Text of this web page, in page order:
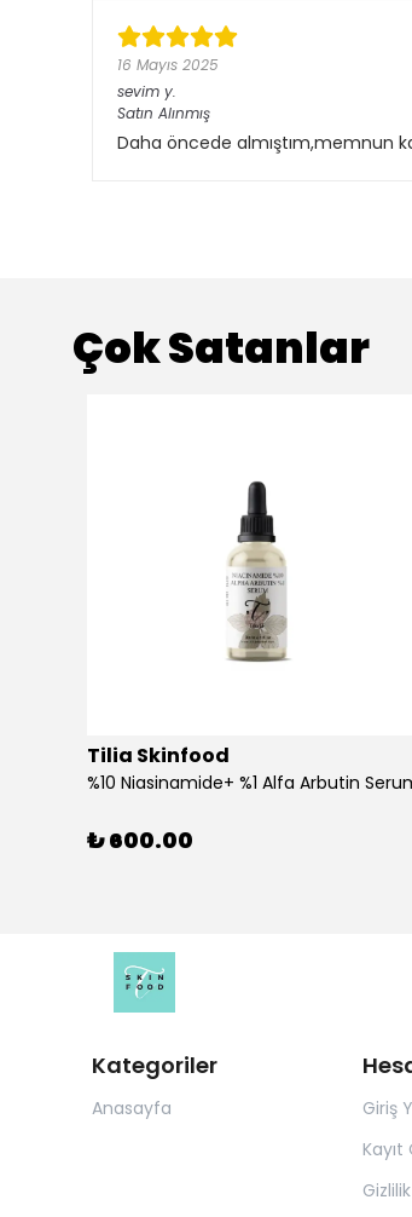
16 Mayıs 2025
sevim y.
Satın Alınmış
Daha öncede almıştım,memnun
Çok Satanlar
Tilia Skinfood
%10 Niasinamide+ %1 Alfa Arbutin
₺ 600.00
Kategoriler
Anasayfa
Giriş
Kayıt